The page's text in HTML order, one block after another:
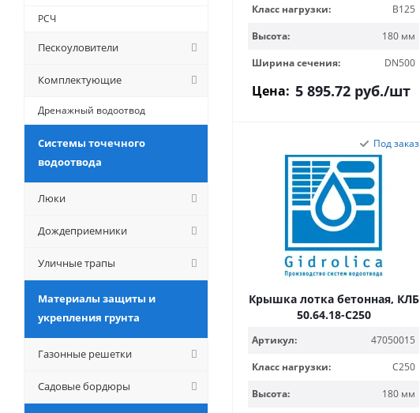
Класс нагрузки:
B125
Высота:
180 мм
Ширина сечения:
DN500
Цена: 5 895.72руб./шт
Под заказ
Крышка лотка бетонная, КЛБ
50.64.18-C250
Артикул:
47050015
Класс нагрузки:
C250
Высота:
180 мм
РСЧ
Пескоуловители
Комплектующие
Дренажный водоотвод
Системы точечного
водоотвода
Люки
Дождеприемники
Уличные трапы
Материалы защиты и
укрепления грунта
Газонные решетки
Садовые бордюры